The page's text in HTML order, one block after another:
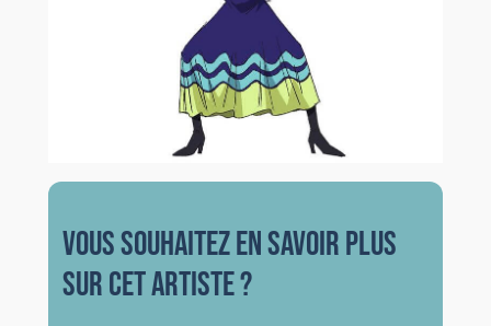
vous souhaitez en savoir plus
sur cet artiste ?